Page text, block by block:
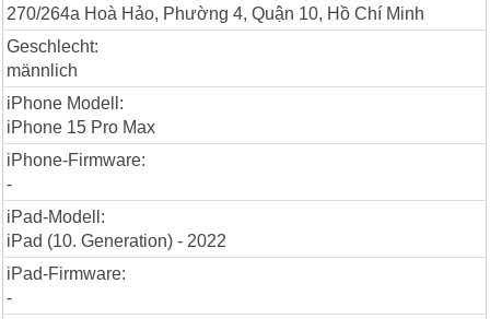
270/264a Hoà Hảo, Phường 4, Quận 10, Hồ Chí Minh
Geschlecht:
männlich
iPhone Modell:
iPhone 15 Pro Max
iPhone-Firmware:
-
iPad-Modell:
iPad (10. Generation) - 2022
iPad-Firmware:
-